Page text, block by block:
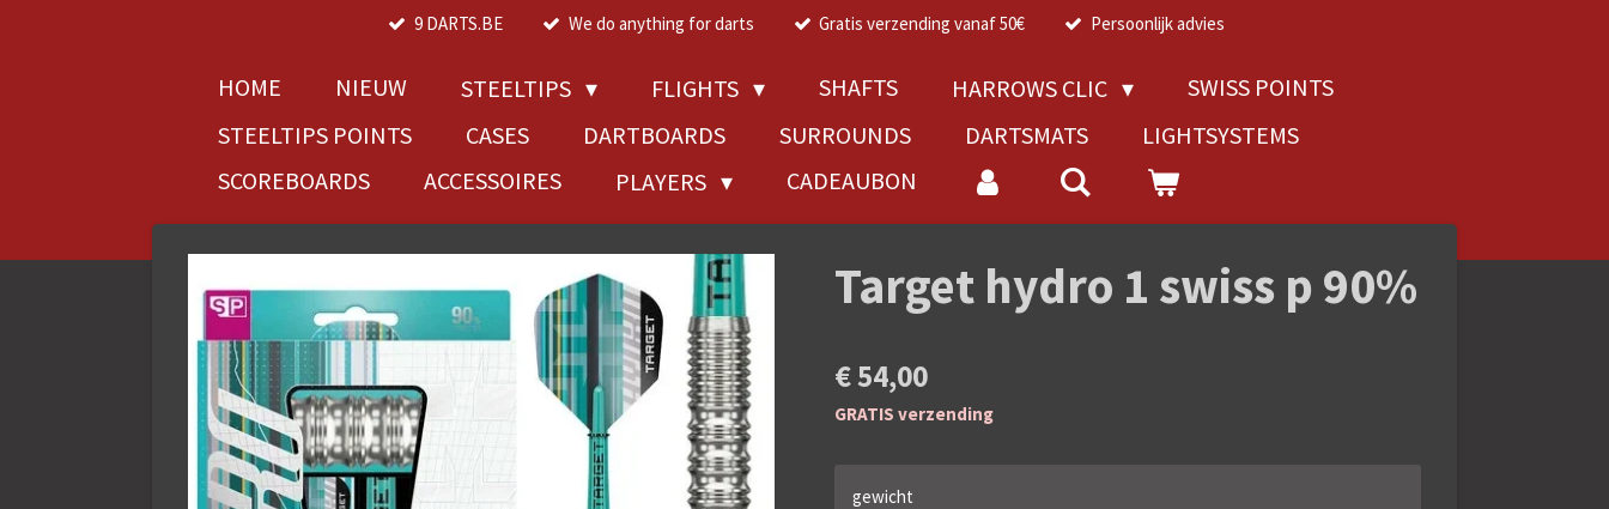
9 DARTS.BE We do anything for darts Gratis verzending vanaf 50€ Persoonlijk advies
HOME NIEUW STEELTIPS FLIGHTS SHAFTS HARROWS CLIC
SWISS POINTS
STEELTIPS POINTS
CASES DARTBOARDS SURROUNDS DARTSMATS
LIGHTSYSTEMS
SCOREBOARDS
ACCESSOIRES PLAYERS CADEAUBON
Target hydro 1 swiss p 90%
€ 54,00
GRATIS verzending
gewicht